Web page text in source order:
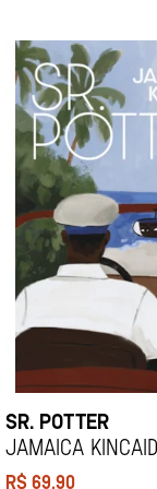
SR. POTTER
Jamaica Kincaid
R$69,90